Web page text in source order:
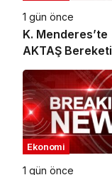
1 gün önce
K. Menderes’te
AKTAŞ Bereketi
Ekonomi
1 gün önce